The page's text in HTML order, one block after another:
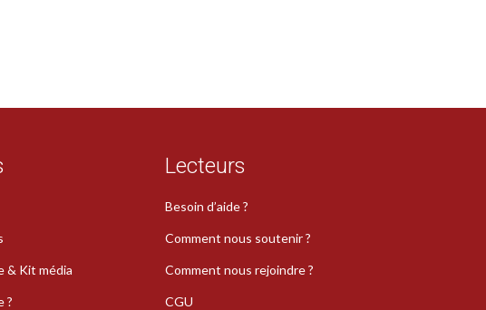
& Kit média
?
Lecteurs
Besoin d’aide ?
Comment nous soutenir ?
Comment nous rejoindre ?
CGU